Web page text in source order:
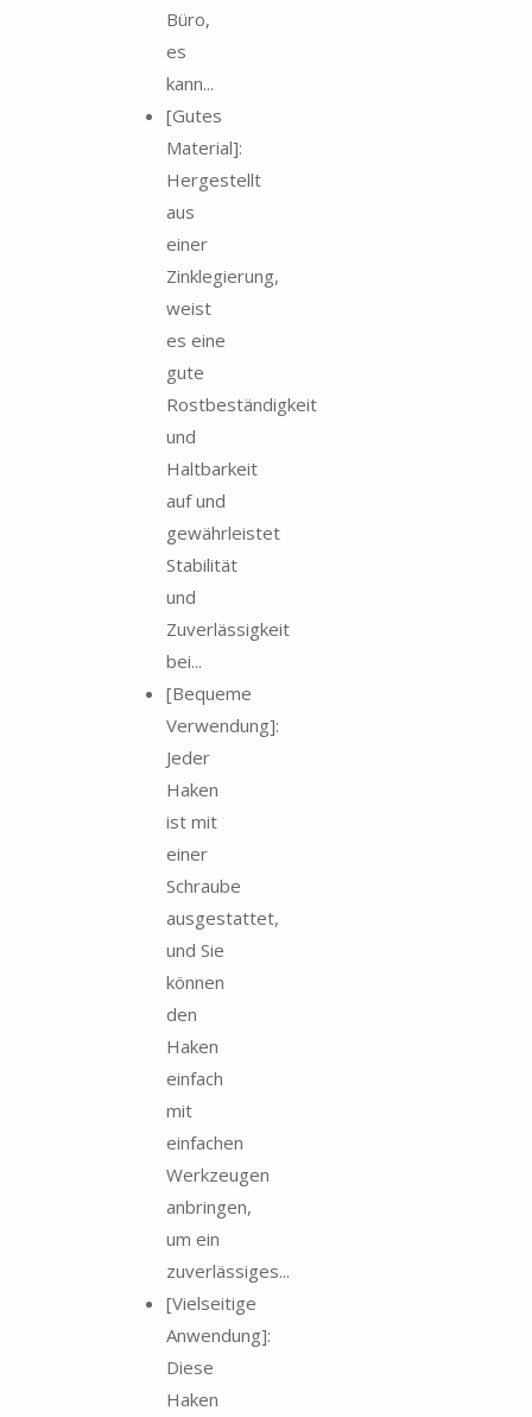
Büro,
es
kann...
[Gutes
Material]:
Hergestellt
aus
einer
Zinklegierung,
weist
es eine
gute
Rostbeständigkeit
und
Haltbarkeit
auf und
gewährleistet
Stabilität
und
Zuverlässigkeit
bei...
[Bequeme
Verwendung]:
Jeder
Haken
ist mit
einer
Schraube
ausgestattet,
und Sie
können
den
Haken
einfach
mit
einfachen
Werkzeugen
anbringen,
um ein
zuverlässiges...
[Vielseitige
Anwendung]:
Diese
Haken